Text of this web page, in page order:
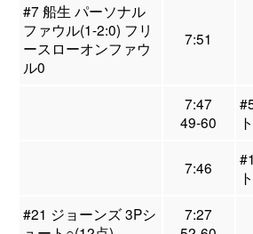
#7 船生 パーソナル
ファウル(1-2:0) フリ
ースローオンファウ
ル0
7:51
7:47
49-60
7:46
#21 ジョーンズ 3Pシ
7:27